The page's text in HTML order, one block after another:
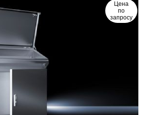
Цена
по
запросу